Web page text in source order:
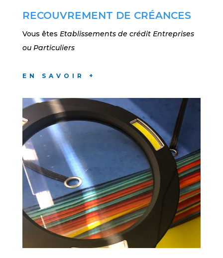
RECOUVREMENT DE CRÉANCES
Vous êtes Etablissements de crédit Entreprises
ou Particuliers
EN SAVOIR +